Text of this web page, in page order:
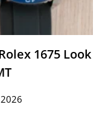
1675 Look